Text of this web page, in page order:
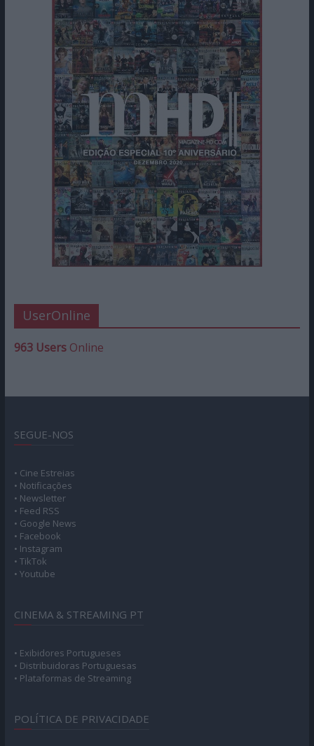
UserOnline
963 UsersOnline
SEGUE-NOS
• Cine Estreias
• Notificações
• Newsletter
• Feed RSS
• Google News
• Facebook
• Instagram
• TikTok
• Youtube
CINEMA & STREAMING PT
• Exibidores Portugueses
• Distribuidoras Portuguesas
• Plataformas de Streaming
POLÍTICA DE PRIVACIDADE